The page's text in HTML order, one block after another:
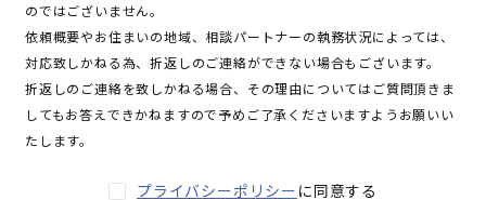
のではございません。
依頼概要やお住まいの地域、相談パートナーの執務状況によっては、
対応致しかねる為、折返しのご連絡ができない場合もございます。
折返しのご連絡を致しかねる場合、その理由についてはご質問頂きま
してもお答えできかねますので予めご了承くださいますようお願いい
たします。
プライバシーポリシー に同意する